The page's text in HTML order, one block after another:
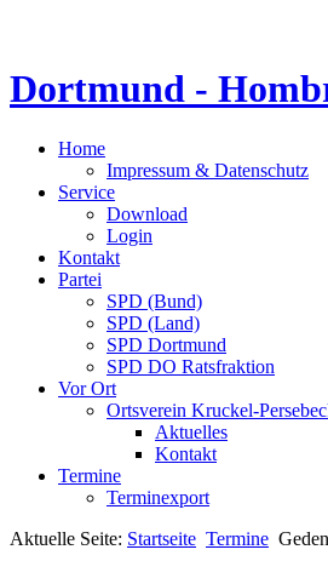
Dortmund -
Home
Impressum & Datenschutz
Service
Download
Login
Kontakt
Partei
SPD (Bund)
SPD (Land)
SPD Dortmund
SPD DO Ratsfraktion
Vor Ort
Ortsverein Kruckel-
Aktuelles
Kontakt
Termine
Terminexport
Aktuelle Seite: Startseite Termine